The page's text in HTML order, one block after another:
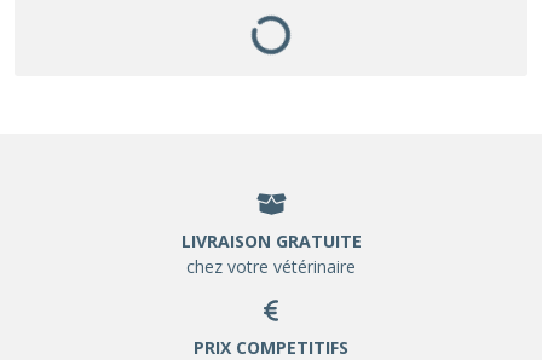
LIVRAISON GRATUITE
chez votre vétérinaire
PRIX COMPETITIFS